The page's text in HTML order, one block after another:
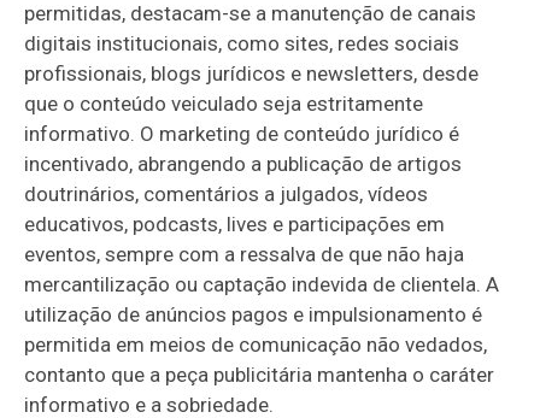
permitidas, destacam-se a manutenção de canais
digitais institucionais, como sites, redes sociais
profissionais, blogs jurídicos e newsletters, desde
que o conteúdo veiculado seja estritamente
informativo. O marketing de conteúdo jurídico é
incentivado, abrangendo a publicação de artigos
doutrinários, comentários a julgados, vídeos
educativos, podcasts, lives e participações em
eventos, sempre com a ressalva de que não haja
mercantilização ou captação indevida de clientela. A
utilização de anúncios pagos e impulsionamento é
permitida em meios de comunicação não vedados,
contanto que a peça publicitária mantenha o caráter
informativo e a sobriedade.